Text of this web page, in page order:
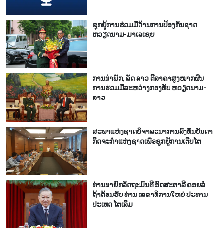
ຊຸກ​ຍູ້​ການ​ຮ່ວມ​ມື​ດ້ານ​ການ​ປ້ອງ​ກັນ​ຊາດ
ຫວຽດ​ນາມ-ມາ​ເລ​ເຊຍ
ການ​ນຳ​ພັກ, ລັດ ລາວ ຕີ​ລາ​ຄາ​ສູງ​ໝາກ​ຜົນ​
ການ​ຮ່ວມ​ມື​ລະ​ຫວ່າງກອງ​ທັບ ຫວຽດ​ນາມ-
ລາວ
ສະ​ພາ​ແຫ່ງ​ຊາດ​ພິ​ຈາ​ລະ​ນາ​​ການລົງ​ທຶນ​ບັນ​ດາ​
ກິດ​ຈະ​ກຳ​ແຫ່ງ​ຊາດ​ເພື່ອ​ຊຸກ​ຍູ້​ການ​ເຕີບ​ໂຕ
ທ່ານ​ນາ​ຍົກ​ລັດ​ຖະ​ມົນ​ຕີ ອົດ​ສະ​ຕາ​ລີ ​ຄອຍລໍ​
ຖ້າ​ຕ້ອນ​ຮັບ ທ່ານ ເລ​ຂາ​ທິ​ການ​ໃຫຍ່ ປະ​ທານ​
ປະ​ເທດ ໂຕ​ເລິມ